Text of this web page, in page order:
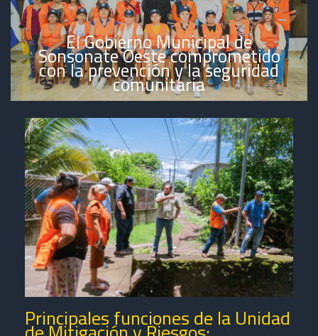
El Gobierno Municipal de
Sonsonate Oeste comprometido
con la prevención y la seguridad
comunitaria
Principales funciones de la Unidad